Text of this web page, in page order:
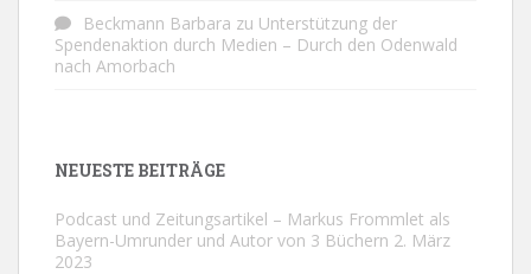
Beckmann Barbara zu Unterstützung der
Spendenaktion durch Medien – Durch den Odenwald
nach Amorbach
NEUESTE BEITRÄGE
Podcast und Zeitungsartikel – Markus Frommlet als
Bayern-Umrunder und Autor von 3 Büchern 2. März
2023